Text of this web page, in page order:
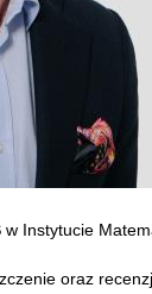
w Instytucie
oraz